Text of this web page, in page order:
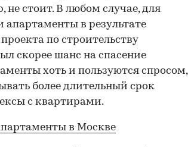
стоит. В любом случае, для
в результате
по строительству
скорее шанс на спасение
хоть и пользуются спросом,
более длительный срок
с квартирами.
в Москве